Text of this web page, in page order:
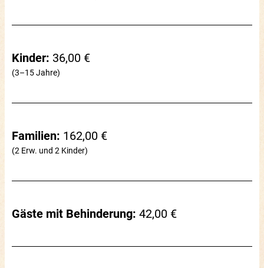
Kinder: 36,00 €
(3–15 Jahre)
Familien: 162,00 €
(2 Erw. und 2 Kinder)
Gäste mit Behinderung: 42,00 €